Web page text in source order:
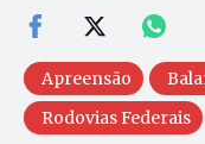
Apreensão
Rodovias Federais